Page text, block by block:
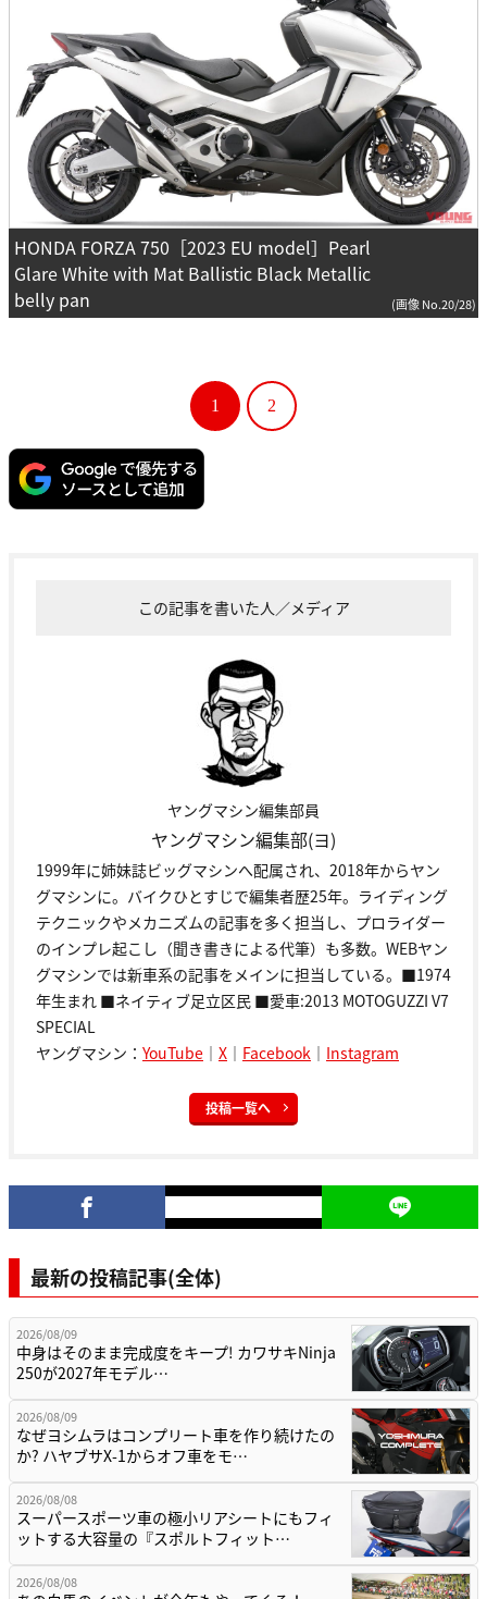
HONDA FORZA 750［2023 EU model］Pearl
Glare White with Mat Ballistic Black Metallic
belly pan
(画像 No.20/28)
1 2
この記事を書いた人／メディア
ヤングマシン編集部員
ヤングマシン編集部(ヨ)
1999年に姉妹誌ビッグマシンへ配属され、2018年からヤン
グマシンに。バイクひとすじで編集者歴25年。ライディング
テクニックやメカニズムの記事を多く担当し、プロライダー
のインプレ起こし（聞き書きによる代筆）も多数。WEBヤン
グマシンでは新車系の記事をメインに担当している。■1974
年生まれ ■ネイティブ足立区民 ■愛車:2013 MOTOGUZZI V7
SPECIAL
ヤングマシン： YouTube ｜ X ｜ Facebook ｜ Instagram
投稿一覧へ
最新の投稿記事(全体)
2026/08/09
中身はそのまま完成度をキープ! カワサキNinja
250が2027年モデル…
2026/08/09
なぜヨシムラはコンプリート車を作り続けたの
か? ハヤブサX-1からオフ車をモ…
2026/08/08
スーパースポーツ車の極小リアシートにもフィ
ットする大容量の『スポルトフィット…
2026/08/08